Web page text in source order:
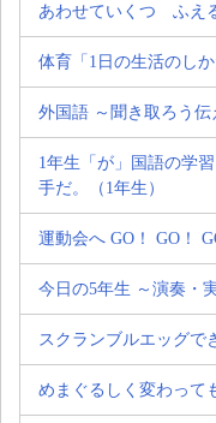
あわせていくつ ふえ
体育「1日の生活のしか
外国語 ～聞き取ろう伝
1年生「が」国語の学
手だ。（1年生）
運動会へ GO！ GO！
今日の5年生 ～演奏・
スクランブルエッグで
めまぐるしく変わって